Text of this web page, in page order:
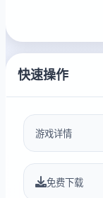
快速操作
游戏详情
免费下载